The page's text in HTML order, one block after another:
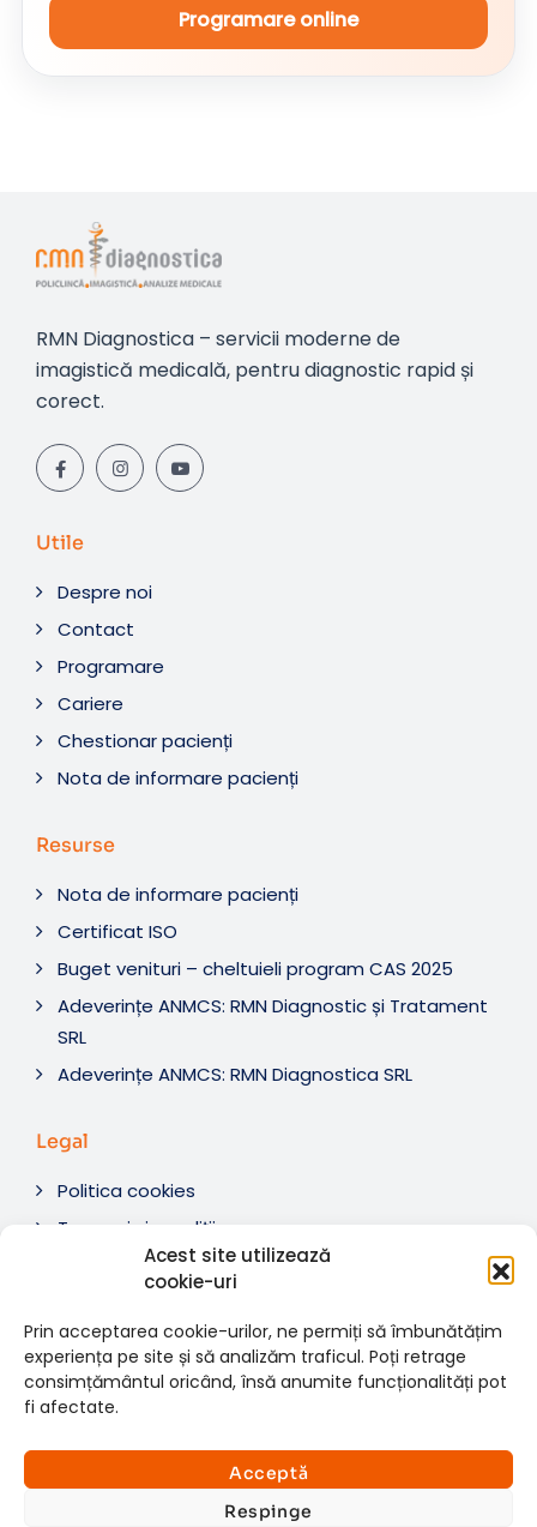
Acest site utilizează
cookie-uri
Prin acceptarea cookie-urilor, ne permiți să îmbunătățim
experiența pe site și să analizăm traficul. Poți retrage
consimțământul oricând, însă anumite funcționalități pot
fi afectate.
Acceptă
Respinge
Programare online
RMN Diagnostica – servicii moderne de
imagistică medicală, pentru diagnostic rapid și
corect.
Utile
Despre noi
Contact
Programare
Cariere
Chestionar pacienți
Nota de informare pacienți
Resurse
Nota de informare pacienți
Certificat ISO
Buget venituri – cheltuieli program CAS 2025
Adeverințe ANMCS: RMN Diagnostic și Tratament
SRL
Adeverințe ANMCS: RMN Diagnostica SRL
Legal
Politica cookies
Termeni si condiții
Soluționare litigii
rezervate.
Website dezvoltat de:www.t-web.ro
×
Consultații si investigații